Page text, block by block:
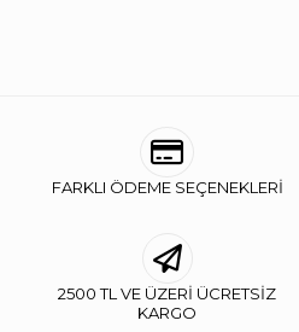
FARKLI ÖDEME SEÇENEKLERİ
2500 TL VE ÜZERİ ÜCRETSİZ
KARGO